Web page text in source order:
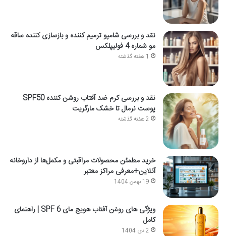
نقد و بررسی شامپو ترمیم کننده و بازسازی کننده ساقه
مو شماره 4 فولیپلکس
1 هفته گذشته
نقد و بررسی کرم ضد آفتاب روشن کننده SPF50
پوست نرمال تا خشک مارگریت
2 هفته گذشته
خرید مطمئن محصولات مراقبتی و مکمل‌ها از داروخانه
آنلاین+معرفی مراکز معتبر
19 بهمن 1404
ویژگی های روغن آفتاب هویج مای SPF 6 | راهنمای
کامل
2 دی 1404